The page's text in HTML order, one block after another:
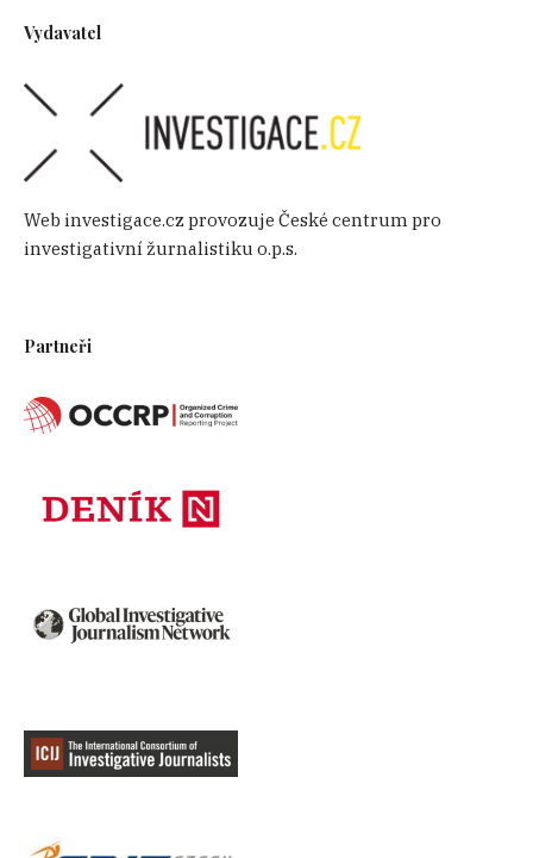
Vydavatel
Web investigace.cz provozuje České centrum pro
investigativní žurnalistiku o.p.s.
Partneři